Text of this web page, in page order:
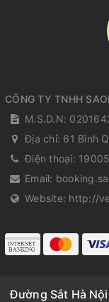
CÔNG TY TNHH
M.S.D.N:
Địa chỉ: 61 Bình
Điện thoại:
Email:
Website: http://
Đường Sắt Hà Nội